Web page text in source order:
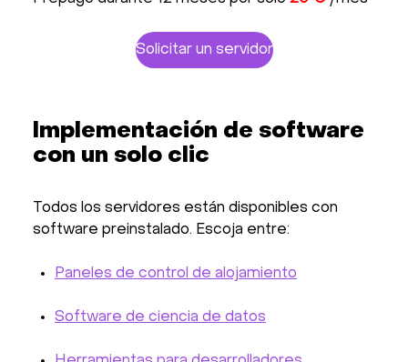
Solicitar un servidor
Implementación de software
con un solo clic
Todos los servidores están disponibles con
software preinstalado. Escoja entre:
Paneles de control de alojamiento
Software de ciencia de datos